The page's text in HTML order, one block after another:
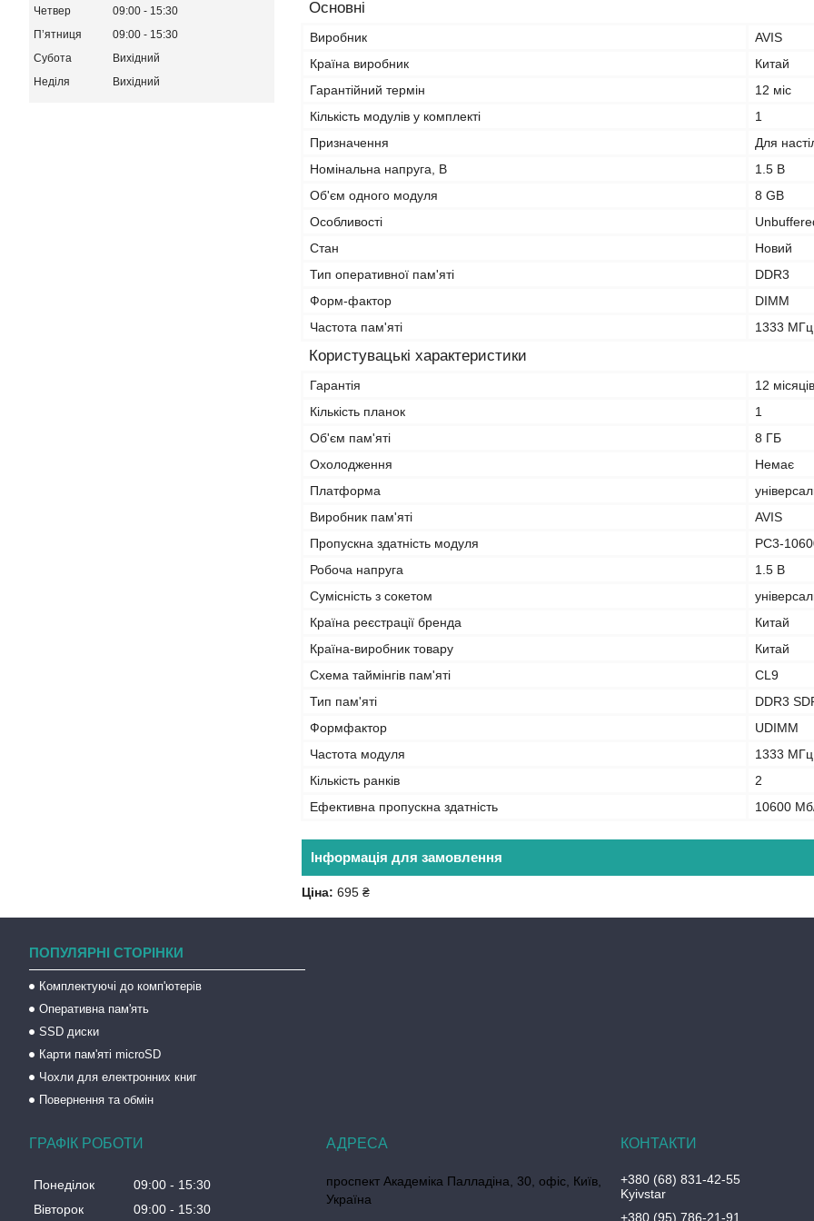
Основні
Виробник
AVIS
Країна виробник
Китай
Гарантійний термін
12 міс
Кількість модулів у комплекті
1
Призначення
Для
Номінальна напруга, В
1.5 В
Об'єм одного модуля
8 GB
Особливості
Стан
Новий
Тип оперативної пам'яті
DDR3
Форм-фактор
DIMM
Частота пам'яті
1333 МГц
Користувацькі характеристики
Гарантія
12 місяців
Кількість планок
1
Об'єм пам'яті
8 ГБ
Охолодження
Немає
Платформа
Виробник пам'яті
AVIS
Пропускна здатність модуля
PC3-
Робоча напруга
1.5 В
Сумісність з сокетом
Країна реєстрації бренда
Китай
Країна-виробник товару
Китай
Схема таймінгів пам'яті
CL9
Тип пам'яті
DDR3
Формфактор
UDIMM
Частота модуля
1333 МГц
Кількість ранків
2
Ефективна пропускна здатність
10600
Інформація для замовлення
Ціна: 695 ₴
Четвер 09:00
15:30
Пʼятниця
09:00
15:30
Субота
Вихідний
Неділя
Вихідний
ПОПУЛЯРНІ СТОРІНКИ
Комплектуючі до комп'ютерів
Оперативна пам'ять
SSD диски
Карти пам'яті microSD
Чохли для електронних книг
Повернення та обмін
ГРАФІК РОБОТИ
Понеділок 09:00
15:30
Вівторок
09:00 15:30
проспект Академіка Палладіна, 30, офіс, Київ,
Україна
+380 (68) 831-42-55
Kyivstar
+380 (95) 786-21-91